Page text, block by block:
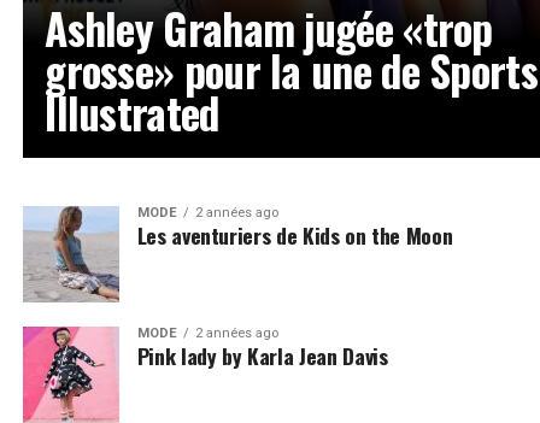
Ashley Graham jugée «trop
grosse» pour la une de Sports
Illustrated
MODE 2 années ago
Les aventuriers de Kids on the Moon
MODE 2 années ago
Pink lady by Karla Jean Davis